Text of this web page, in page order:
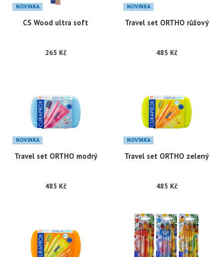
NOVINKA
CS Wood ultra soft
265 Kč
NOVINKA
Travel set ORTHO růžový
485 Kč
NOVINKA
Travel set ORTHO modrý
485 Kč
NOVINKA
Travel set ORTHO zelený
485 Kč